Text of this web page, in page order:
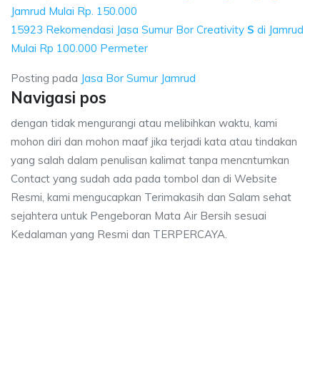
Jamrud Mulai Rp. 150.000
15923 Rekomendasi Jasa Sumur Bor Creativity S di Jamrud
Mulai Rp 100.000 Permeter
Posting pada Jasa Bor Sumur Jamrud
Navigasi pos
dengan tidak mengurangi atau melibihkan waktu, kami
mohon diri dan mohon maaf jika terjadi kata atau tindakan
yang salah dalam penulisan kalimat tanpa mencntumkan
Contact yang sudah ada pada tombol dan di Website
Resmi, kami mengucapkan Terimakasih dan Salam sehat
sejahtera untuk Pengeboran Mata Air Bersih sesuai
Kedalaman yang Resmi dan TERPERCAYA.